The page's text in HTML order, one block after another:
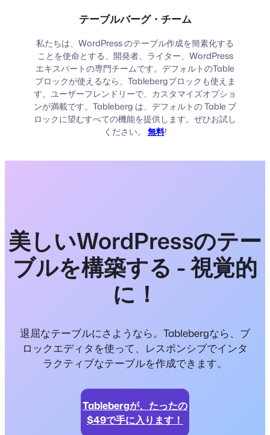
テーブルバーグ・チーム
私たちは、WordPress のテーブル作成を簡素化する
ことを使命とする、開発者、ライター、WordPress
エキスパートの専門チームです。デフォルトのTable
ブロックが使えるなら、Tablebergブロックも使えま
す。ユーザーフレンドリーで、カスタマイズオプショ
ンが満載です。Tableberg は、デフォルトの Table ブ
ロックに望むすべての機能を提供します。ぜひお試し
ください。 無料!
美しいWordPressのテー
ブルを構築する - 視覚的
に！
退屈なテーブルにさようなら。Tablebergなら、ブ
ロックエディタを使って、レスポンシブでインタ
ラクティブなテーブルを作成できます。
Tablebergが、たったの
$49で手に入ります！